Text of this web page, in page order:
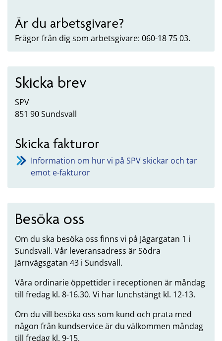
Är du arbetsgivare?
Frågor från dig som arbetsgivare: 060-18 75 03.
Skicka brev
SPV
851 90 Sundsvall
Skicka fakturor
Information om hur vi på SPV skickar och tar
emot e-fakturor
Besöka oss
Om du ska besöka oss finns vi på Jägargatan 1 i
Sundsvall. Vår leveransadress är Södra
Järnvägsgatan 43 i Sundsvall.
Våra ordinarie öppettider i receptionen är måndag
till fredag kl. 8-16.30. Vi har lunchstängt kl. 12-13.
Om du vill besöka oss som kund och prata med
någon från kundservice är du välkommen måndag
till fredag kl. 9-15.